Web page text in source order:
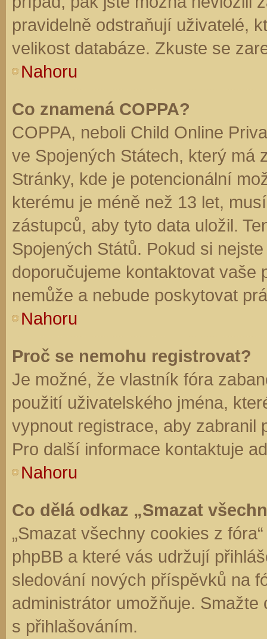
pravidelně odstraňují uživatelé,
velikost databáze. Zkuste se
Nahoru
Co znamená COPPA?
COPPA, neboli Child Online
ve Spojených Státech, který má
Stránky, kde je potencionální
kterému je méně než 13 let,
zástupců, aby tyto data uložil.
Spojených Států. Pokud si
doporučujeme kontaktovat vaše
nemůže a nebude poskytovat
Nahoru
Proč se nemohu registrovat?
Je možné, že vlastník fóra
použití uživatelského jména,
vypnout registrace, aby zabranil
Pro další informace kontaktuje
Nahoru
Co dělá odkaz „Smazat
„Smazat všechny cookies z
phpBB a které vás udržují
sledování nových příspěvků na
administrátor umožňuje.
s přihlašováním.